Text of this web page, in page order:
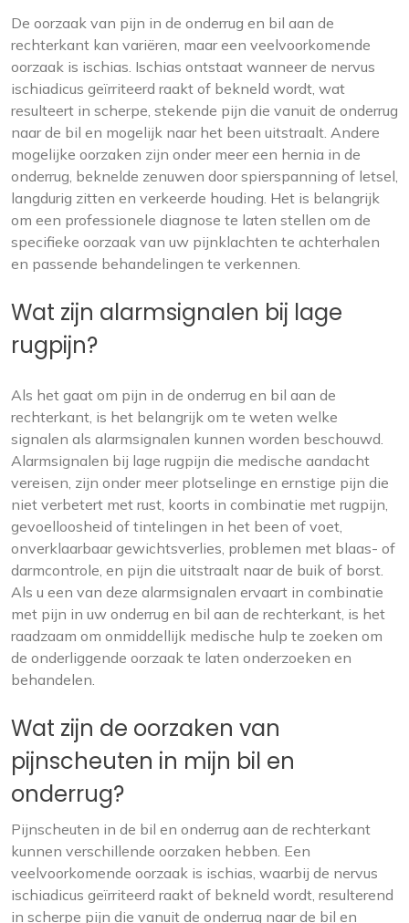
De oorzaak van pijn in de onderrug en bil aan de
rechterkant kan variëren, maar een veelvoorkomende
oorzaak is ischias. Ischias ontstaat wanneer de nervus
ischiadicus geïrriteerd raakt of bekneld wordt, wat
resulteert in scherpe, stekende pijn die vanuit de onderrug
naar de bil en mogelijk naar het been uitstraalt. Andere
mogelijke oorzaken zijn onder meer een hernia in de
onderrug, beknelde zenuwen door spierspanning of letsel,
langdurig zitten en verkeerde houding. Het is belangrijk
om een professionele diagnose te laten stellen om de
specifieke oorzaak van uw pijnklachten te achterhalen
en passende behandelingen te verkennen.
Wat zijn alarmsignalen bij lage
rugpijn?
Als het gaat om pijn in de onderrug en bil aan de
rechterkant, is het belangrijk om te weten welke
signalen als alarmsignalen kunnen worden beschouwd.
Alarmsignalen bij lage rugpijn die medische aandacht
vereisen, zijn onder meer plotselinge en ernstige pijn die
niet verbetert met rust, koorts in combinatie met rugpijn,
gevoelloosheid of tintelingen in het been of voet,
onverklaarbaar gewichtsverlies, problemen met blaas- of
darmcontrole, en pijn die uitstraalt naar de buik of borst.
Als u een van deze alarmsignalen ervaart in combinatie
met pijn in uw onderrug en bil aan de rechterkant, is het
raadzaam om onmiddellijk medische hulp te zoeken om
de onderliggende oorzaak te laten onderzoeken en
behandelen.
Wat zijn de oorzaken van
pijnscheuten in mijn bil en
onderrug?
Pijnscheuten in de bil en onderrug aan de rechterkant
kunnen verschillende oorzaken hebben. Een
veelvoorkomende oorzaak is ischias, waarbij de nervus
ischiadicus geïrriteerd raakt of bekneld wordt, resulterend
in scherpe pijn die vanuit de onderrug naar de bil en